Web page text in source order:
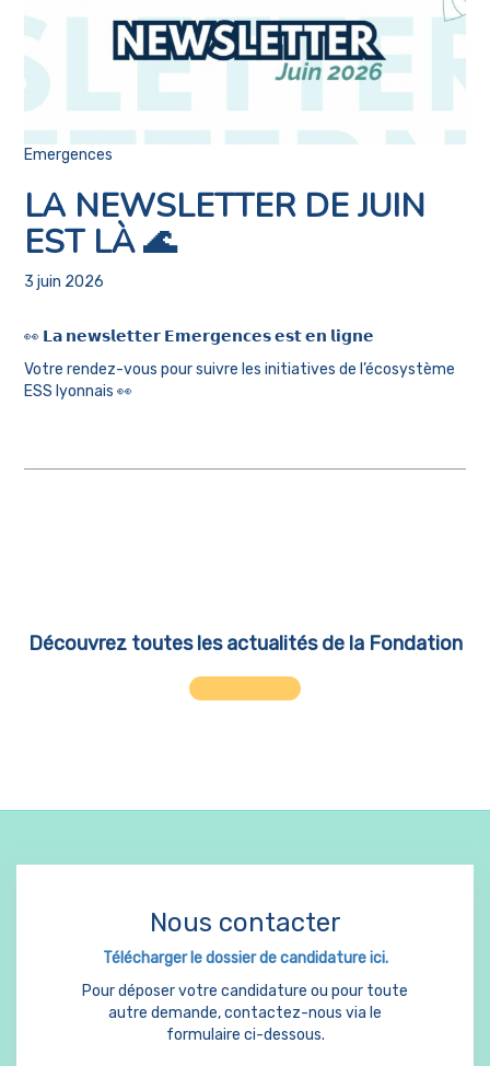
Emergences
LA NEWSLETTER DE JUIN
EST LÀ 🌊
3 juin 2026
👀 𝗟𝗮 𝗻𝗲𝘄𝘀𝗹𝗲𝘁𝘁𝗲𝗿 𝗘𝗺𝗲𝗿𝗴𝗲𝗻𝗰𝗲𝘀 𝗲𝘀𝘁 𝗲𝗻 𝗹𝗶𝗴𝗻𝗲
Votre rendez-vous pour suivre les initiatives de l’écosystème
ESS lyonnais 👀
Découvrez toutes les actualités de la Fondation
Nous contacter
Télécharger le dossier de candidature ici.
Pour déposer votre candidature ou pour toute
autre demande, contactez-nous via le
formulaire ci-dessous.